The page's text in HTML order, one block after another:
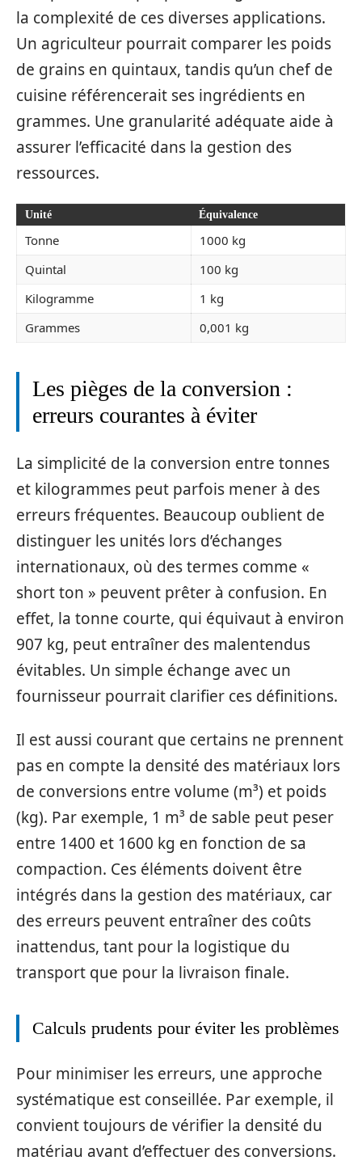
la complexité de ces diverses applications.
Un agriculteur pourrait comparer les poids
de grains en quintaux, tandis qu’un chef de
cuisine référencerait ses ingrédients en
grammes. Une granularité adéquate aide à
assurer l’efficacité dans la gestion des
ressources.
Unité Équivalence
Tonne
1000 kg
Quintal
100 kg
Kilogramme
1 kg
Grammes
0,001 kg
Les pièges de la conversion :
erreurs courantes à éviter
La simplicité de la conversion entre tonnes
et kilogrammes peut parfois mener à des
erreurs fréquentes. Beaucoup oublient de
distinguer les unités lors d’échanges
internationaux, où des termes comme «
short ton » peuvent prêter à confusion. En
effet, la tonne courte, qui équivaut à environ
907 kg, peut entraîner des malentendus
évitables. Un simple échange avec un
fournisseur pourrait clarifier ces définitions.
Il est aussi courant que certains ne prennent
pas en compte la densité des matériaux lors
de conversions entre volume (m³) et poids
(kg). Par exemple, 1 m³ de sable peut peser
entre 1400 et 1600 kg en fonction de sa
compaction. Ces éléments doivent être
intégrés dans la gestion des matériaux, car
des erreurs peuvent entraîner des coûts
inattendus, tant pour la logistique du
transport que pour la livraison finale.
Calculs prudents pour éviter les problèmes
Pour minimiser les erreurs, une approche
systématique est conseillée. Par exemple, il
convient toujours de vérifier la densité du
matériau avant d’effectuer des conversions.